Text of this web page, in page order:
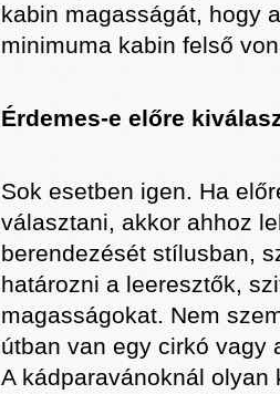
kabin magasságát, hogy
minimuma kabin felső
Érdemes-e előre
Sok esetben igen. Ha
választani, akkor ahhoz
berendezését stílusban,
határozni a leeresztők,
magasságokat. Nem
útban van egy cirkó vagy
A kádparavánoknál